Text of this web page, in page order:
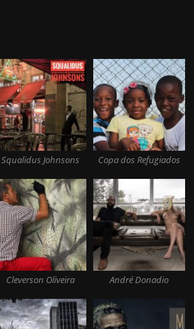
Squalidus Johnsons Copa dos Refugiados
Cleverson Oliveira André Donadio